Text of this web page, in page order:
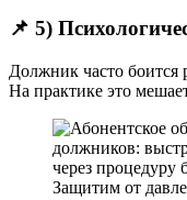
📌 5)
Должник часто боится
На практике это